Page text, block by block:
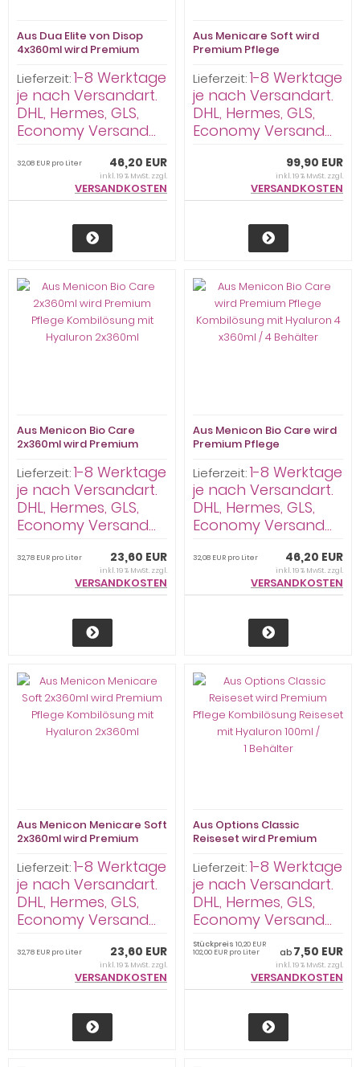
Aus Dua Elite von Disop
4x360ml wird Premium
Hyaluron 4x360ml
Lieferzeit:1-8 Werktage
je nach Versandart.
DHL, Hermes, GLS,
Economy Versand...
46,20 EUR
32,08 EUR pro Liter
inkl. 19 % MwSt. zzgl.
VERSANDKOSTEN
Aus Menicare Soft wird
Premium Pflege
10 x 360ml / 10 Behälter
Lieferzeit:1-8 Werktage
je nach Versandart.
DHL, Hermes, GLS,
Economy Versand...
99,90 EUR
inkl. 19 % MwSt. zzgl.
VERSANDKOSTEN
Aus Menicon Bio Care
2x360ml wird Premium
Hyaluron 2x360ml
Lieferzeit:1-8 Werktage
je nach Versandart.
DHL, Hermes, GLS,
Economy Versand...
23,60 EUR
32,78 EUR pro Liter
inkl. 19 % MwSt. zzgl.
VERSANDKOSTEN
Aus Menicon Bio Care wird
Premium Pflege
4 x360ml / 4 Behälter
Lieferzeit:1-8 Werktage
je nach Versandart.
DHL, Hermes, GLS,
Economy Versand...
46,20 EUR
32,08 EUR pro Liter
inkl. 19 % MwSt. zzgl.
VERSANDKOSTEN
Aus Menicon Menicare Soft
2x360ml wird Premium
Hyaluron 2x360ml
Lieferzeit:1-8 Werktage
je nach Versandart.
DHL, Hermes, GLS,
Economy Versand...
23,60 EUR
32,78 EUR pro Liter
inkl. 19 % MwSt. zzgl.
VERSANDKOSTEN
Aus Options Classic
Reiseset wird Premium
Reiseset mit Hyaluron
100ml / 1 Behälter
Lieferzeit:1-8 Werktage
je nach Versandart.
DHL, Hermes, GLS,
Economy Versand...
ab 7,50 EUR
Stückpreis 10,20 EUR
102,00 EUR pro Liter
inkl. 19 % MwSt. zzgl.
VERSANDKOSTEN